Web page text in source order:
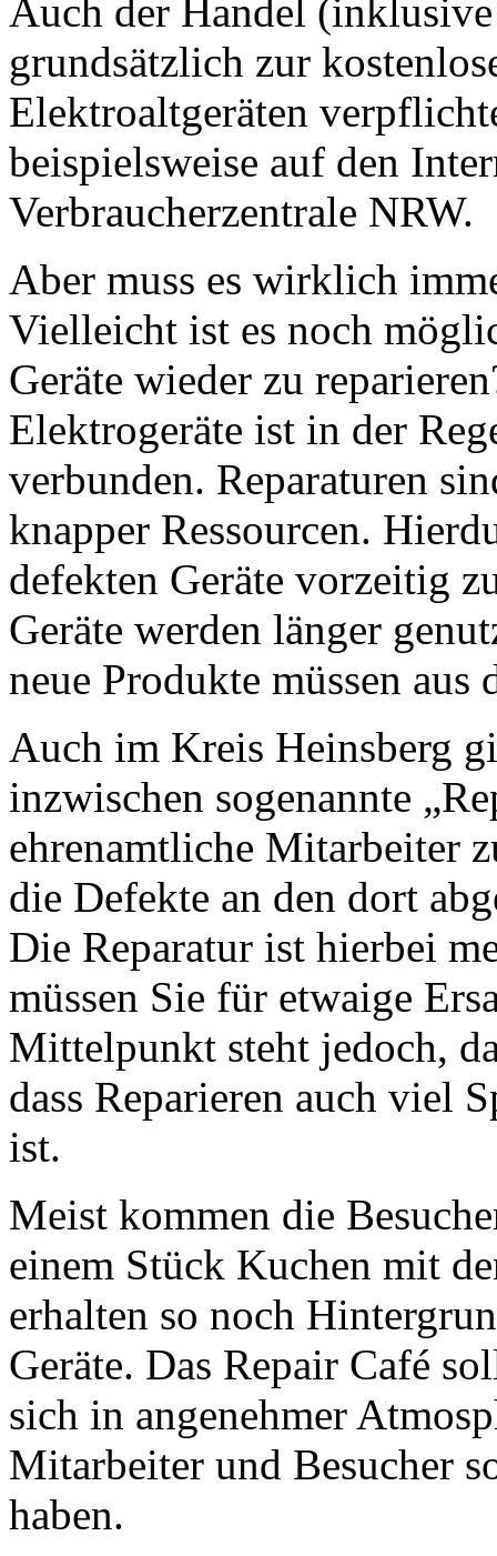
Auch der Handel
grundsätzlich zur
Elektroaltgeräten
beispielsweise auf den
Verbraucherzentrale NRW.
Aber muss es wirklich
Vielleicht ist es noch
Geräte wieder zu
Elektrogeräte ist in der
verbunden. Reparaturen
knapper Ressourcen.
defekten Geräte vorzeitig
Geräte werden länger
neue Produkte müssen
Auch im Kreis Heinsberg
inzwischen sogenannte
ehrenamtliche Mitarbeiter
die Defekte an den dort
Die Reparatur ist hierbei
müssen Sie für etwaige
Mittelpunkt steht jedoch,
dass Reparieren auch viel
ist.
Meist kommen die
einem Stück Kuchen mit
erhalten so noch
Geräte. Das Repair Café
sich in angenehmer
Mitarbeiter und Besucher
haben.